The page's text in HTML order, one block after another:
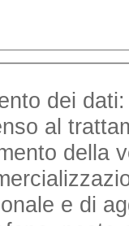
dei
al
della
e di